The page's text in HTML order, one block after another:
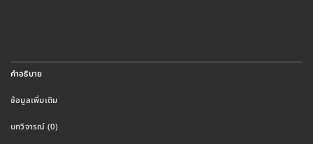
คำอธิบาย
ข้อมูลเพิ่มเติม
บทวิจารณ์ (0)